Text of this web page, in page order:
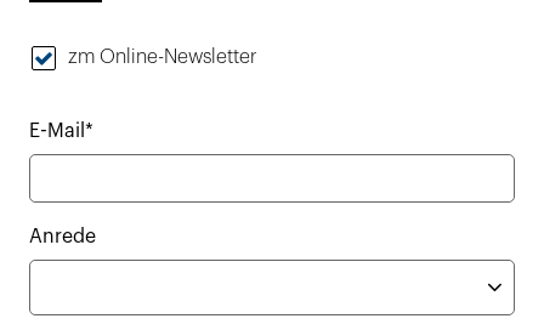
zm Online-Newsletter
E-Mail*
Anrede